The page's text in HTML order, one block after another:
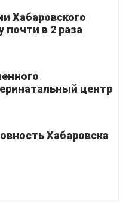
Хабаровского
почти в 2 раза
центр
Хабаровска